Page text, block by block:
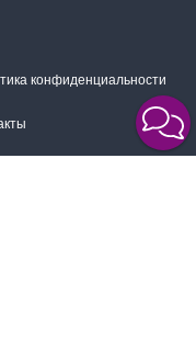
конфиденциальности